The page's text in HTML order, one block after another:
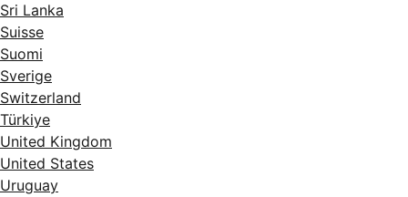
Sri Lanka
Suisse
Suomi
Sverige
Switzerland
Türkiye
United Kingdom
United States
Uruguay